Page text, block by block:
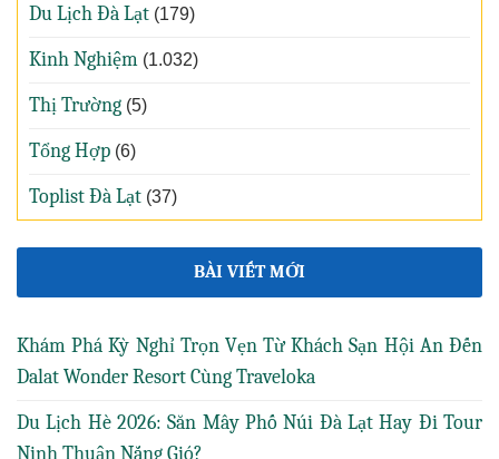
Du Lịch Đà Lạt (179)
Kinh Nghiệm (1.032)
Thị Trường (5)
Tổng Hợp (6)
Toplist Đà Lạt (37)
BÀI VIẾT MỚI
Khám Phá Kỳ Nghỉ Trọn Vẹn Từ Khách Sạn Hội An Đến
Dalat Wonder Resort Cùng Traveloka
Du Lịch Hè 2026: Săn Mây Phố Núi Đà Lạt Hay Đi Tour
Ninh Thuận Nắng Gió?